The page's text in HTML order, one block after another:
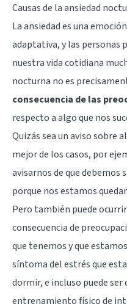
Causas de la ansiedad
La ansiedad es una
adaptativa, y las personas
nuestra vida cotidiana
nocturna no es
consecuencia de las
respecto a algo que nos
Quizás sea un aviso sobre
mejor de los casos, por
avisarnos de que debemos
porque nos estamos
Pero también puede
consecuencia de
que tenemos y que
síntoma del estrés que
dormir, e incluso puede
entrenamiento físico de